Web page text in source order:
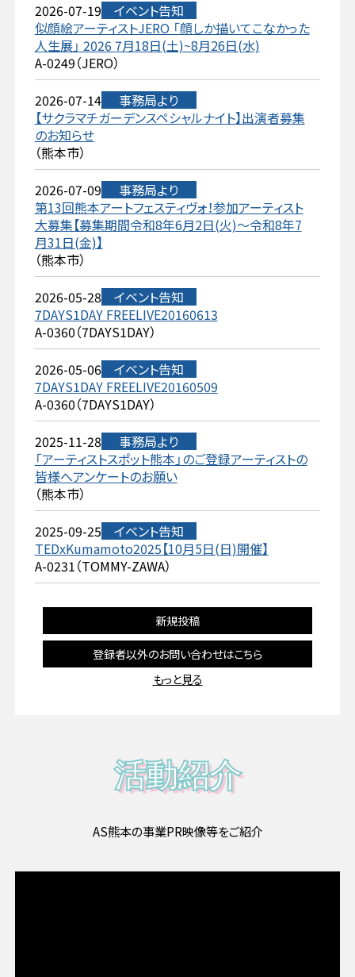
2026-07-19
イベント告知
似顔絵アーティストJERO 「顔しか描いてこなかった
人生展」 2026 7月18日(土)~8月26日(水)
A-0249（JERO）
2026-07-14
事務局より
【サクラマチガーデンスペシャルナイト】出演者募集
のお知らせ
（熊本市）
2026-07-09
事務局より
第13回熊本アートフェスティヴォ！参加アーティスト
大募集【募集期間令和8年6月2日(火)～令和8年7
月31日(金)】
（熊本市）
2026-05-28
イベント告知
7DAYS1DAY FREELIVE20160613
A-0360（7DAYS1DAY）
2026-05-06
イベント告知
7DAYS1DAY FREELIVE20160509
A-0360（7DAYS1DAY）
2025-11-28
事務局より
「アーティストスポット熊本」のご登録アーティストの
皆様へアンケートのお願い
（熊本市）
2025-09-25
イベント告知
TEDxKumamoto2025【10月5日(日)開催】
A-0231（TOMMY-ZAWA）
新規投稿
登録者以外のお問い合わせはこちら
もっと見る
活動紹介
AS熊本の事業PR映像等をご紹介